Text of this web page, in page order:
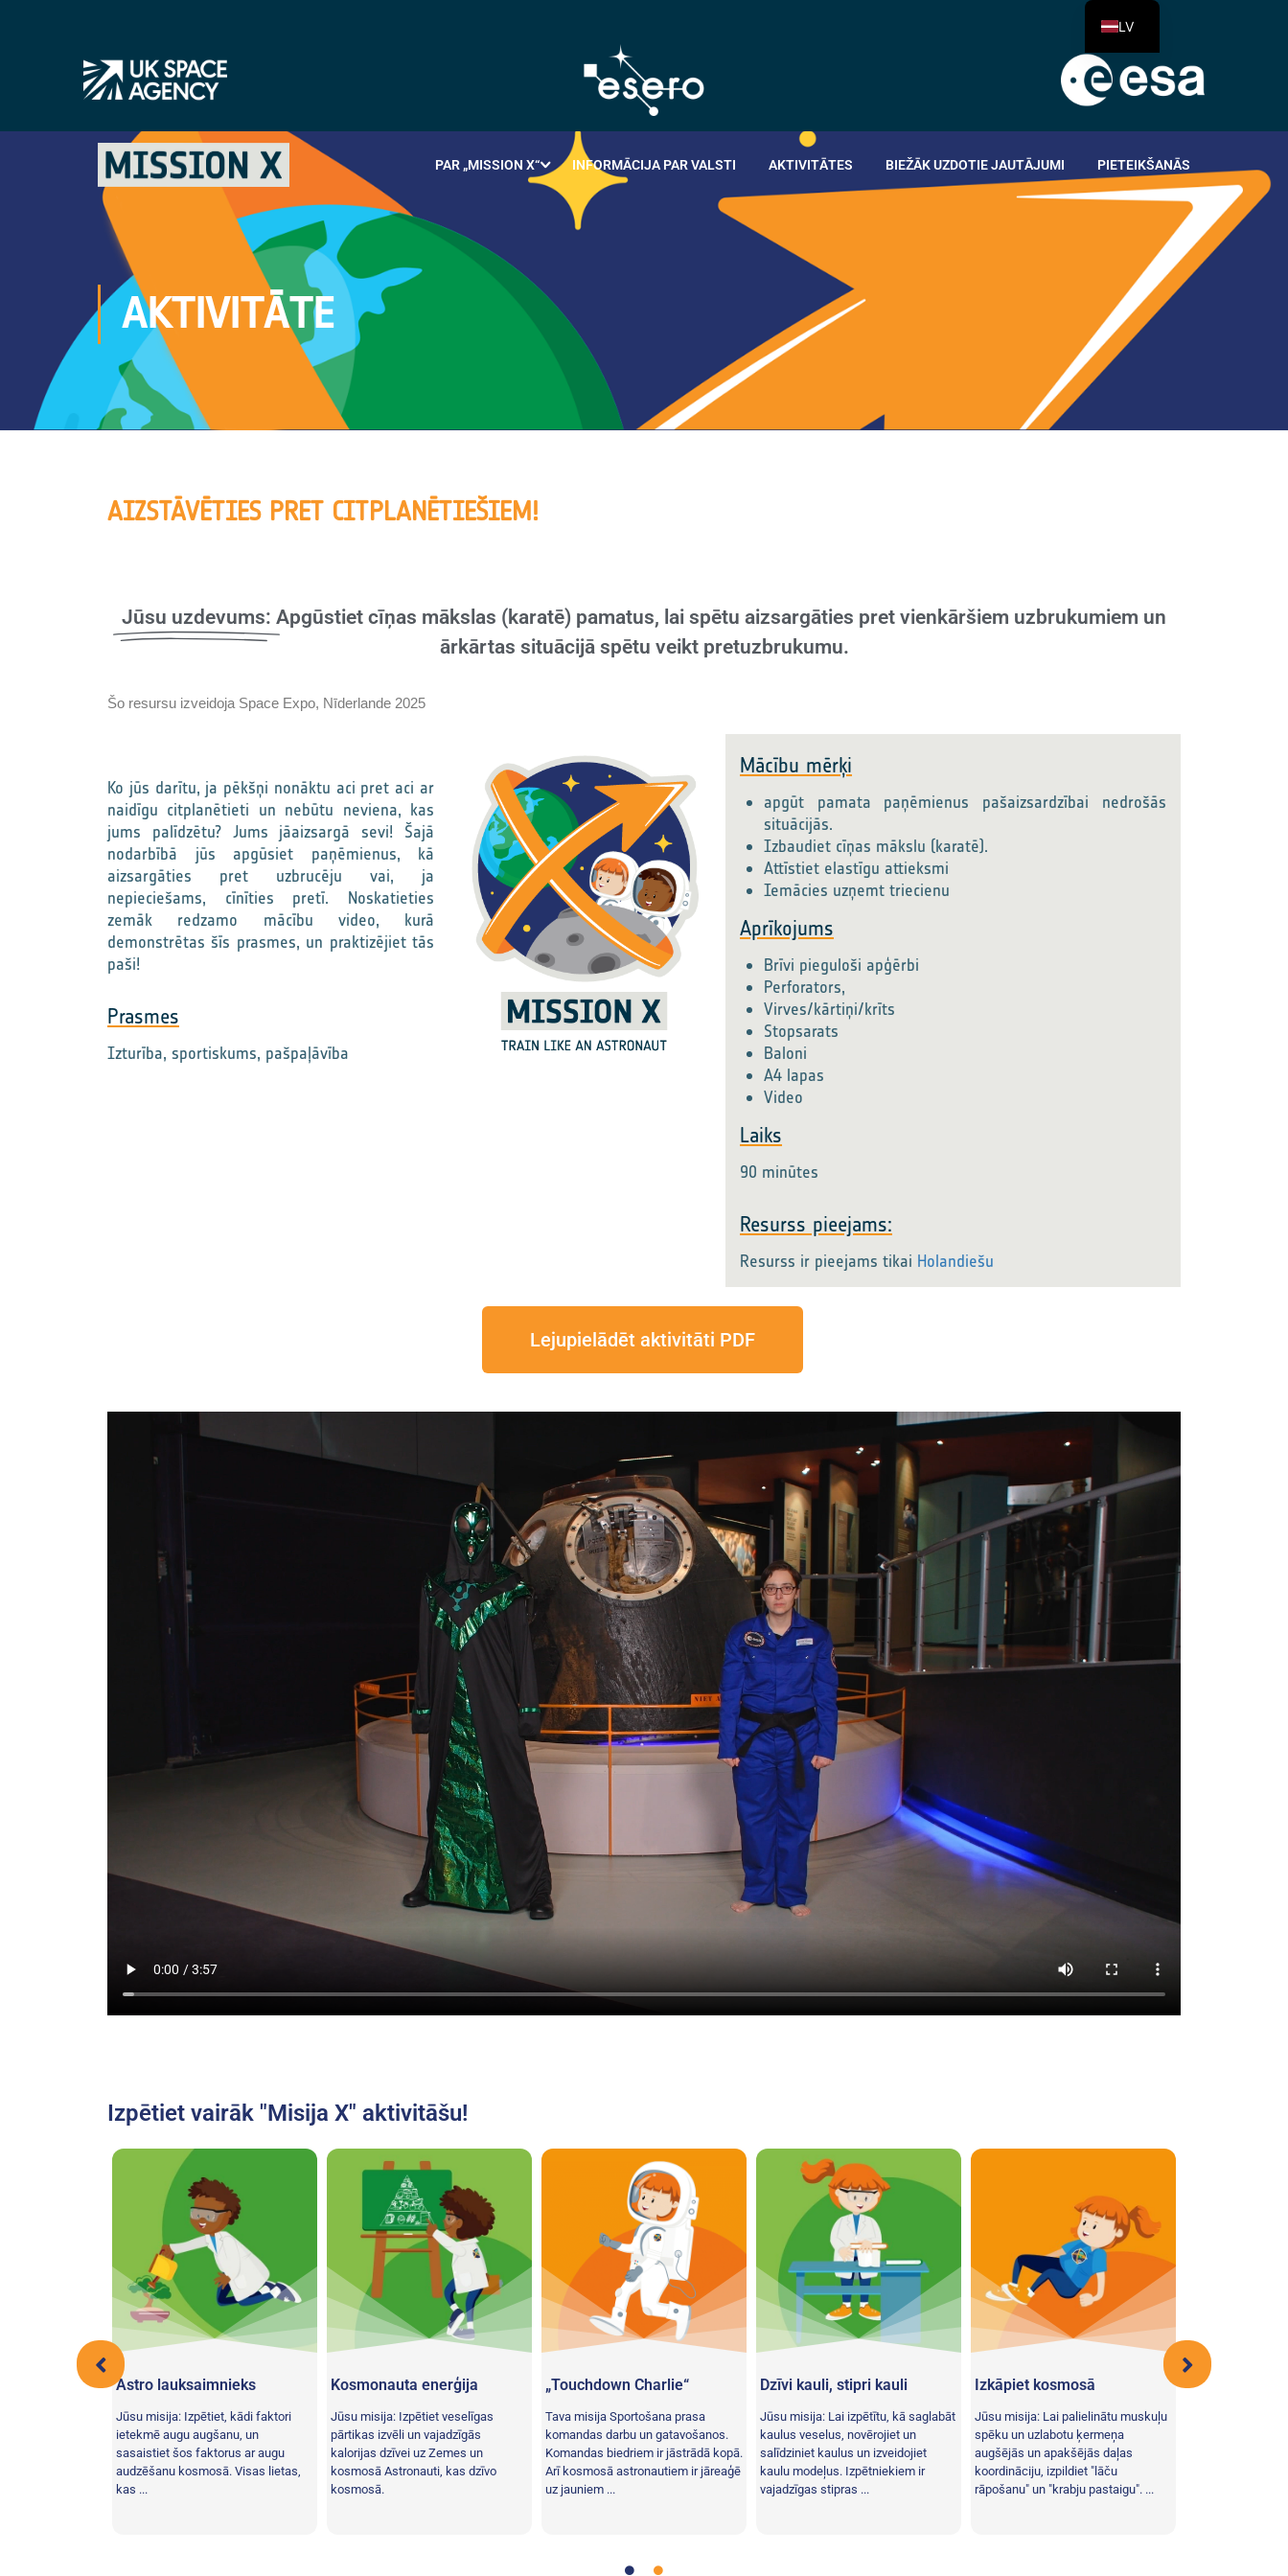
PAR „MISSION X“ INFORMĀCIJA PAR VALSTI AKTIVITĀTES BIEŽĀK UZDOTIE JAUTĀJUMI PIETEIKŠANĀS
AKTIVITĀTE
AIZSTĀVĒTIES PRET CITPLANĒTIEŠIEM!
Jūsu uzdevums: Apgūstiet cīņas mākslas (karatē) pamatus, lai spētu aizsargāties pret vienkāršiem uzbrukumiem un
ārkārtas situācijā spētu veikt pretuzbrukumu.
Šo resursu izveidoja Space Expo, Nīderlande 2025
Ko jūs darītu, ja pēkšņi nonāktu aci pret aci ar
naidīgu citplanētieti un nebūtu neviena, kas
jums palīdzētu? Jums jāaizsargā sevi! Šajā
nodarbībā jūs apgūsiet paņēmienus, kā
aizsargāties pret uzbrucēju vai, ja
nepieciešams, cīnīties pretī. Noskatieties
zemāk redzamo mācību video, kurā
demonstrētas šīs prasmes, un praktizējiet tās
paši!
Prasmes
Izturība, sportiskums, pašpaļāvība
Mācību mērķi
apgūt pamata paņēmienus pašaizsardzībai nedrošās
situācijās.
Izbaudiet cīņas mākslu (karatē).
Attīstiet elastīgu attieksmi
Iemācies uzņemt triecienu
Aprīkojums
Brīvi pieguloši apģērbi
Perforators,
Virves/kārtiņi/krīts
Stopsarats
Baloni
A4 lapas
Video
Laiks
90 minūtes
Resurss pieejams:
Resurss ir pieejams tikai Holandiešu
Lejupielādēt aktivitāti PDF
Izpētiet vairāk "Misija X" aktivitāšu!
Astro lauksaimnieks
Jūsu misija: Izpētiet, kādi faktori
ietekmē augu augšanu, un
sasaistiet šos faktorus ar augu
audzēšanu kosmosā. Visas lietas,
kas ...
Kosmonauta enerģija
Jūsu misija: Izpētiet veselīgas
pārtikas izvēli un vajadzīgās
kalorijas dzīvei uz Zemes un
kosmosā Astronauti, kas dzīvo
kosmosā.
„Touchdown Charlie“
Tava misija Sportošana prasa
komandas darbu un gatavošanos.
Komandas biedriem ir jāstrādā kopā.
Arī kosmosā astronautiem ir jāreaģē
uz jauniem ...
Dzīvi kauli, stipri kauli
Jūsu misija: Lai izpētītu, kā saglabāt
kaulus veselus, novērojiet un
salīdziniet kaulus un izveidojiet
kaulu modeļus. Izpētniekiem ir
vajadzīgas stipras ...
Izkāpiet kosmosā
Jūsu misija: Lai palielinātu muskuļu
spēku un uzlabotu ķermeņa
augšējās un apakšējās daļas
koordināciju, izpildiet "lāču
rāpošanu" un "krabju pastaigu". ...
Kāds ir jūsu
LV